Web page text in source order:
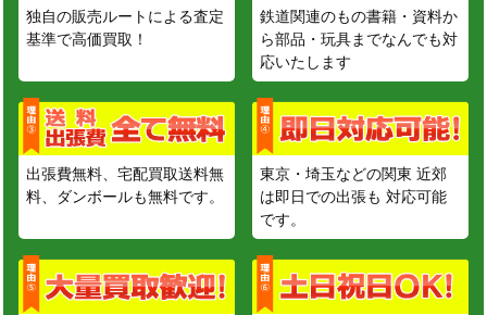
独自の販売ルートによる査定
基準で高価買取！
鉄道関連のもの書籍・資料か
ら部品・玩具までなんでも対
応いたします
出張費無料、宅配買取送料無
料、ダンボールも無料です。
東京・埼玉などの関東 近郊
は即日での出張も 対応可能
です。